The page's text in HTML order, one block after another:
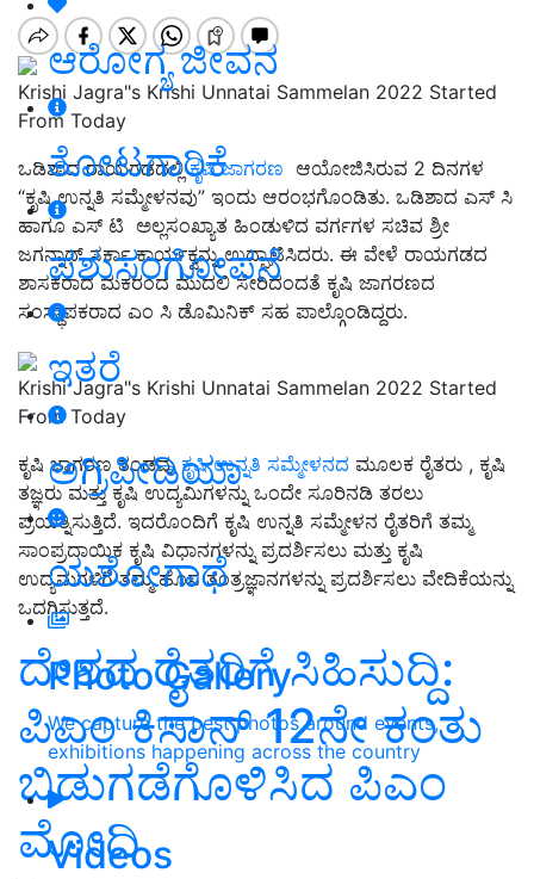
ಆರೋಗ್ಯ ಜೀವನ
ತೋಟಗಾರಿಕೆ
ಪಶುಸಂಗೋಪನೆ
ಇತರೆ
ಅಗ್ರಿಪೀಡಿಯಾ
ಯಶೋಗಾಥೆ
Photo Gallery
We capture the best photos around events,
exhibitions happening across the country
Videos
Krishi Jagra"s Krishi Unnatai Sammelan 2022 Started
From Today
ಒಡಿಶಾದ ರಾಯಗಡದಲ್ಲಿಕೃಷಿ ಜಾಗರಣ ಆಯೋಜಿಸಿರುವ 2 ದಿನಗಳ
“ಕೃಷಿ ಉನ್ನತಿ ಸಮ್ಮೇಳನವು” ಇಂದು ಆರಂಭಗೊಂಡಿತು. ಒಡಿಶಾದ ಎಸ್‌ ಸಿ
ಹಾಗೂ ಎಸ್‌ ಟಿ ಅಲ್ಲಸಂಖ್ಯಾತ ಹಿಂಡುಳಿದ ವರ್ಗಗಳ ಸಚಿವ ಶ್ರೀ
ಜಗನ್ನಾಥ್‌ ಸರ್ಕಾ ಕಾರ್ಯಕ್ವನ್ನು ಉದ್ಘಾಟಿಸಿದರು. ಈ ವೇಳೆ ರಾಯಗಡದ
ಶಾಸಕರಾದ ಮಕರಂದ ಮುದಲಿ ಸೇರಿದಂದತೆ ಕೃಷಿ ಜಾಗರಣದ
ಸಂಸ್ಥಾಪಕರಾದ ಎಂ ಸಿ ಡೊಮಿನಿಕ್‌ ಸಹ ಪಾಲ್ಗೊಂಡಿದ್ದರು.
Krishi Jagra"s Krishi Unnatai Sammelan 2022 Started
From Today
ಕೃಷಿ ಜಾಗರಣ ತಂಡವು ಕೃಷಿ ಉನ್ನತಿ ಸಮ್ಮೇಳನದ ಮೂಲಕ ರೈತರು , ಕೃಷಿ
ತಜ್ಞರು ಮತ್ತು ಕೃಷಿ ಉದ್ಯಮಿಗಳನ್ನು ಒಂದೇ ಸೂರಿನಡಿ ತರಲು
ಪ್ರಯತ್ನಿಸುತ್ತಿದೆ. ಇದರೊಂದಿಗೆ ಕೃಷಿ ಉನ್ನತಿ ಸಮ್ಮೇಳನ ರೈತರಿಗೆ ತಮ್ಮ
ಸಾಂಪ್ರದಾಯಿಕ ಕೃಷಿ ವಿಧಾನಗಳನ್ನು ಪ್ರದರ್ಶಿಸಲು ಮತ್ತು ಕೃಷಿ
ಉದ್ಯಮಗಳಿಗೆ ತಮ್ಮ ಹೊಸ ತಂತ್ರಜ್ಞಾನಗಳನ್ನು ಪ್ರದರ್ಶಿಸಲು ವೇದಿಕೆಯನ್ನು
ಒದಗಿಸುತ್ತದೆ.
ದೇಶದ ರೈತರಿಗೆ ಸಿಹಿಸುದ್ದಿ:
ಪಿಎಂ ಕಿಸಾನ್‌ 12ನೇ ಕಂತು
ಬಿಡುಗಡೆಗೊಳಿಸಿದ ಪಿಎಂ
ಮೋದಿ